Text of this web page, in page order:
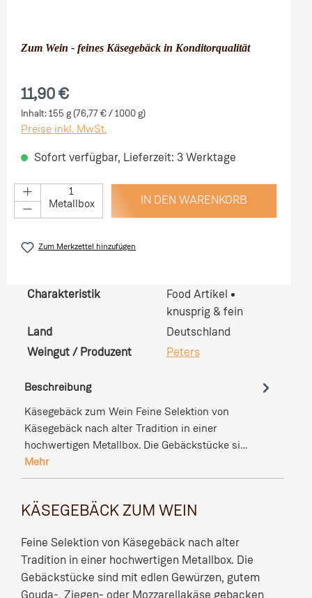
Zum Wein - feines Käsegebäck in Konditorqualität
11,90 €
Inhalt: 155 g (76,77 € / 1000 g)
Preise inkl. MwSt.
Sofort verfügbar, Lieferzeit: 3 Werktage
Metallbox IN DEN WARENKORB
Zum Merkzettel hinzufügen
Charakteristik
knusprig & fein
Food Artikel
Land
Deutschland
Weingut / Produzent
Peters
Beschreibung
Käsegebäck zum Wein Feine Selektion von
Käsegebäck nach alter Tradition in einer
hochwertigen Metallbox. Die Gebäckstücke si…
Mehr
KÄSEGEBÄCK ZUM WEIN
Feine Selektion von Käsegebäck nach alter
Tradition in einer hochwertigen Metallbox. Die
Gebäckstücke sind mit edlen Gewürzen, gutem